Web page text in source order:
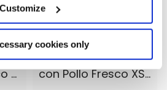
Customize
cookies only
Almo Nature Life Maintenance
con Manzo Fresco XS-S
Almo Nature Life Maintenance
con Pollo Fresco XS-S